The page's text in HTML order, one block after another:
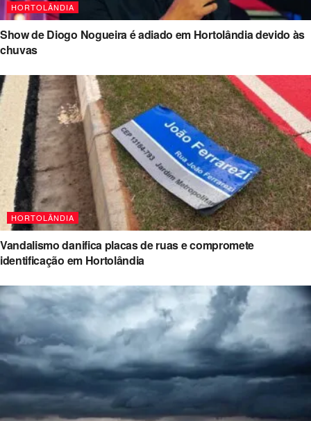
HORTOLÂNDIA
Show de Diogo Nogueira é adiado em Hortolândia devido às
chuvas
HORTOLÂNDIA
Vandalismo danifica placas de ruas e compromete
identificação em Hortolândia